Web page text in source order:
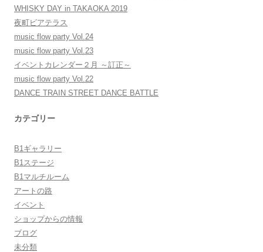
ン
WHISKY DAY in TAKAOKA 2019
夜町ビアテラス
music flow party Vol.24
music flow party Vol.23
イベントカレンダー２月 ～訂正～
music flow party Vol.22
DANCE TRAIN STREET DANCE BATTLE
カテゴリー
B1ギャラリー
B1ステージ
B1マルチルーム
アートの路
イベント
ショップからの情報
ブログ
未分類